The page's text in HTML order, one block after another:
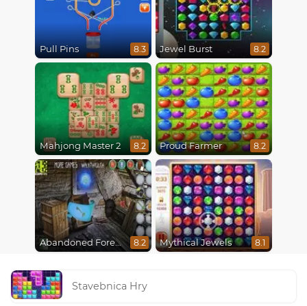
Pull Pins 8.3 Jewel Burst 8.2
Mahjong Master 2 8.2 Proud Farmer 8.2
Abandoned Forest House 8.2 Mythical Jewels 8.1
Stavebnica Hry